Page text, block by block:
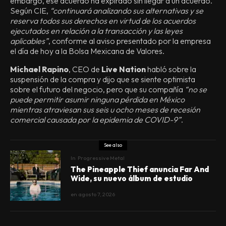
Según CIE, “continuará analizando sus alternativas y se
reserva todos sus derechos en virtud de los acuerdos
ejecutados en relación a la transacción y las leyes
aplicables”, conforme al aviso presentado por la empresa
el día de hoy a la Bolsa Mexicana de Valores.
Michael Rapino, CEO de Live Nationhabló sobre la
suspensión de la compra y dijo que se siente optimista
sobre el futuro del negocio, pero que su compañía “no se
puede permitir asumir ninguna pérdida en México
mientras atraviesan sus seis u ocho meses de recesión
comercial causada por la epidemia de COVID-9”.
See also
In Progressive Metal
The Pineapple Thief anuncia Far And
Wide, su nuevo álbum de estudio
en agosto 7, 2026